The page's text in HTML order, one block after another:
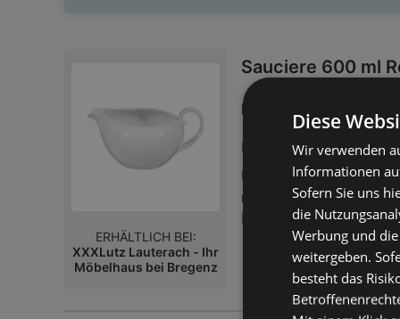
Sauciere 600 ml
Preis nur
Entfernt: 9,96 km
Die SauciÃre aus der
mikrowellengeeignet
HÃ¶chstmaÃŸ an
Keramik. So
stilvolle Weise. Nach
SpÃ¼lmaschine
Sonstige SchÃ¼sseln
ERHÄLTLICH BEI:
XXXLutz Lauterach - Ihr
Möbelhaus bei Bregenz
Diese
Wir verwenden
Informationen
Sofern Sie uns
die
Werbung und
weitergeben.
besteht das